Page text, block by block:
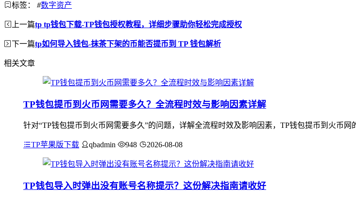
标签： #数字资产
上一篇tp tp钱包下载-TP钱包授权教程，详细步骤助你轻松完成授权
下一篇tp如何导入钱包-抹茶下架的币能否提币到 TP 钱包解析
相关文章
TP钱包提币到火币网需要多久？全流程时效与影响因素详解
针对“TP钱包提币到火币网需要多久”的问题，详解全流程时效及影响因素，TP钱包提币到火币
TP苹果版下载 qbadmin 948 2026-08-08
TP钱包导入时弹出没有账号名称提示？这份解决指南请收好